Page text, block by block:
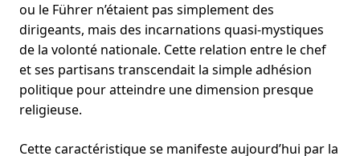
ou le Führer n’étaient pas simplement des
dirigeants, mais des incarnations quasi-mystiques
de la volonté nationale. Cette relation entre le chef
et ses partisans transcendait la simple adhésion
politique pour atteindre une dimension presque
religieuse.
Cette caractéristique se manifeste aujourd’hui par la